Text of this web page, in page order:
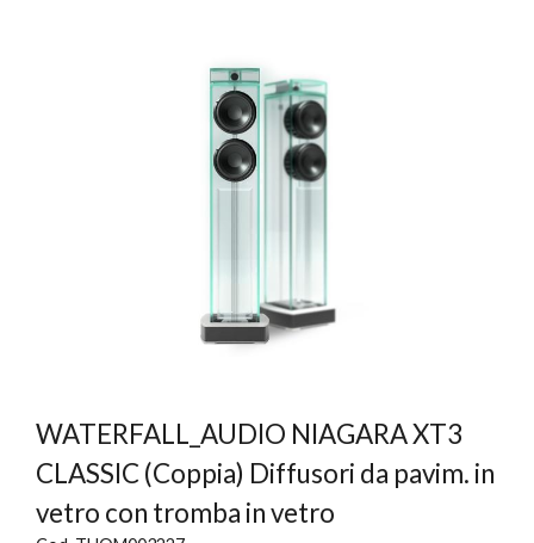
WATERFALL_AUDIO NIAGARA XT3
CLASSIC (Coppia) Diffusori da pavim. in
vetro con tromba in vetro